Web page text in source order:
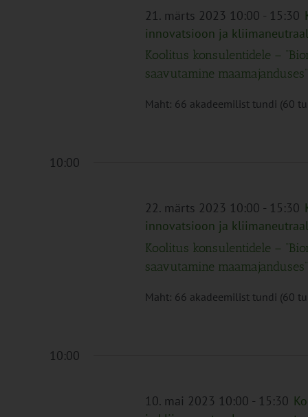
21. märts 2023 10:00 - 15:30
innovatsioon ja
Koolitus konsulentidele –
saavutamine maamajanduses”
Maht: 66 akadeemilist tundi (60
10:00
22. märts 2023 10:00 - 15:30
innovatsioon ja
Koolitus konsulentidele –
saavutamine maamajanduses”
Maht: 66 akadeemilist tundi (60
10:00
10. mai 2023 10:00 - 15:30